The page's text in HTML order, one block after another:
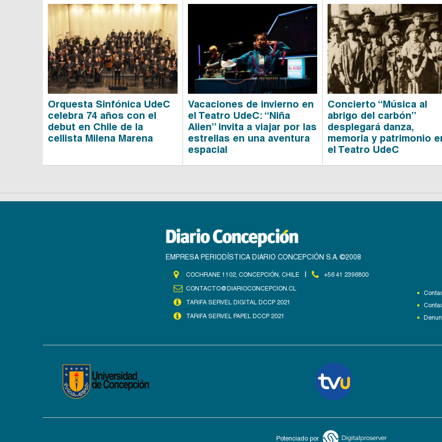
Orquesta Sinfónica UdeC
celebra 74 años con el
debut en Chile de la
cellista Milena Marena
Vacaciones de invierno en
el Teatro UdeC: “Niña
Alien” invita a viajar por las
estrellas en una aventura
espacial
Concierto “Música al
abrigo del carbón”
desplegará danza,
memoria y patrimonio
el Teatro UdeC
EMPRESA PERIODÍSTICA DIARIO CONCEPCIÓN S.A. ©2008
COCHRANE 1102, CONCEPCIÓN, CHILE
+56 41 2396800
CONTACTO@DIARIOCONCEPCION.CL
TARIFA SERVEL DIGITAL DCCP 2021
TARIFA SERVEL PAPEL DCCP 2021
Potenciado por